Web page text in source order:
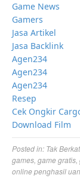
Game News
Gamers
Jasa Artikel
Jasa Backlink
Agen234
Agen234
Agen234
Resep
Cek Ongkir
Download Film
Posted in: Tak
games game gratis
online penghasil